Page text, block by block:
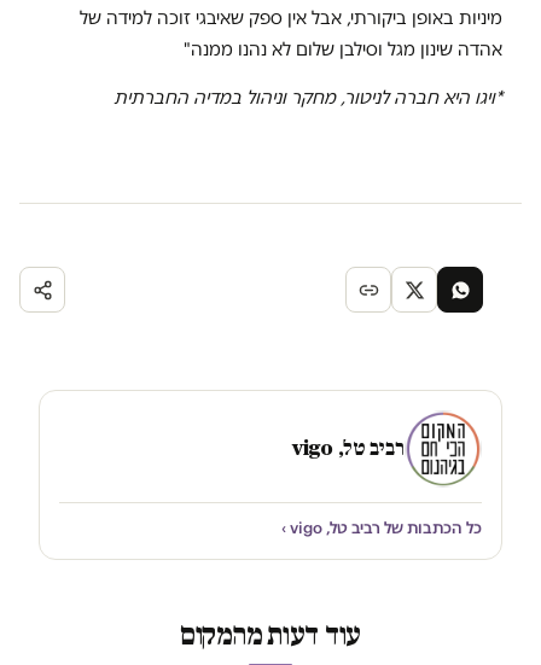
מיניות באופן ביקורתי, אבל אין ספק שאיבגי זוכה למידה של
אהדה שינון מגל וסילבן שלום לא נהנו ממנה"
*ויגו היא חברה לניטור, מחקר וניהול במדיה החברתית
רביב טל, vigo
כל הכתבות של רביב טל, vigo ›
עוד דעות מהמקום